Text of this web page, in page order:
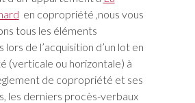
en copropriété ,nous vous
tous les éléments
lors de l’acquisition d’un lot en
(verticale ou horizontale) à
de copropriété et ses
les derniers procès-verbaux